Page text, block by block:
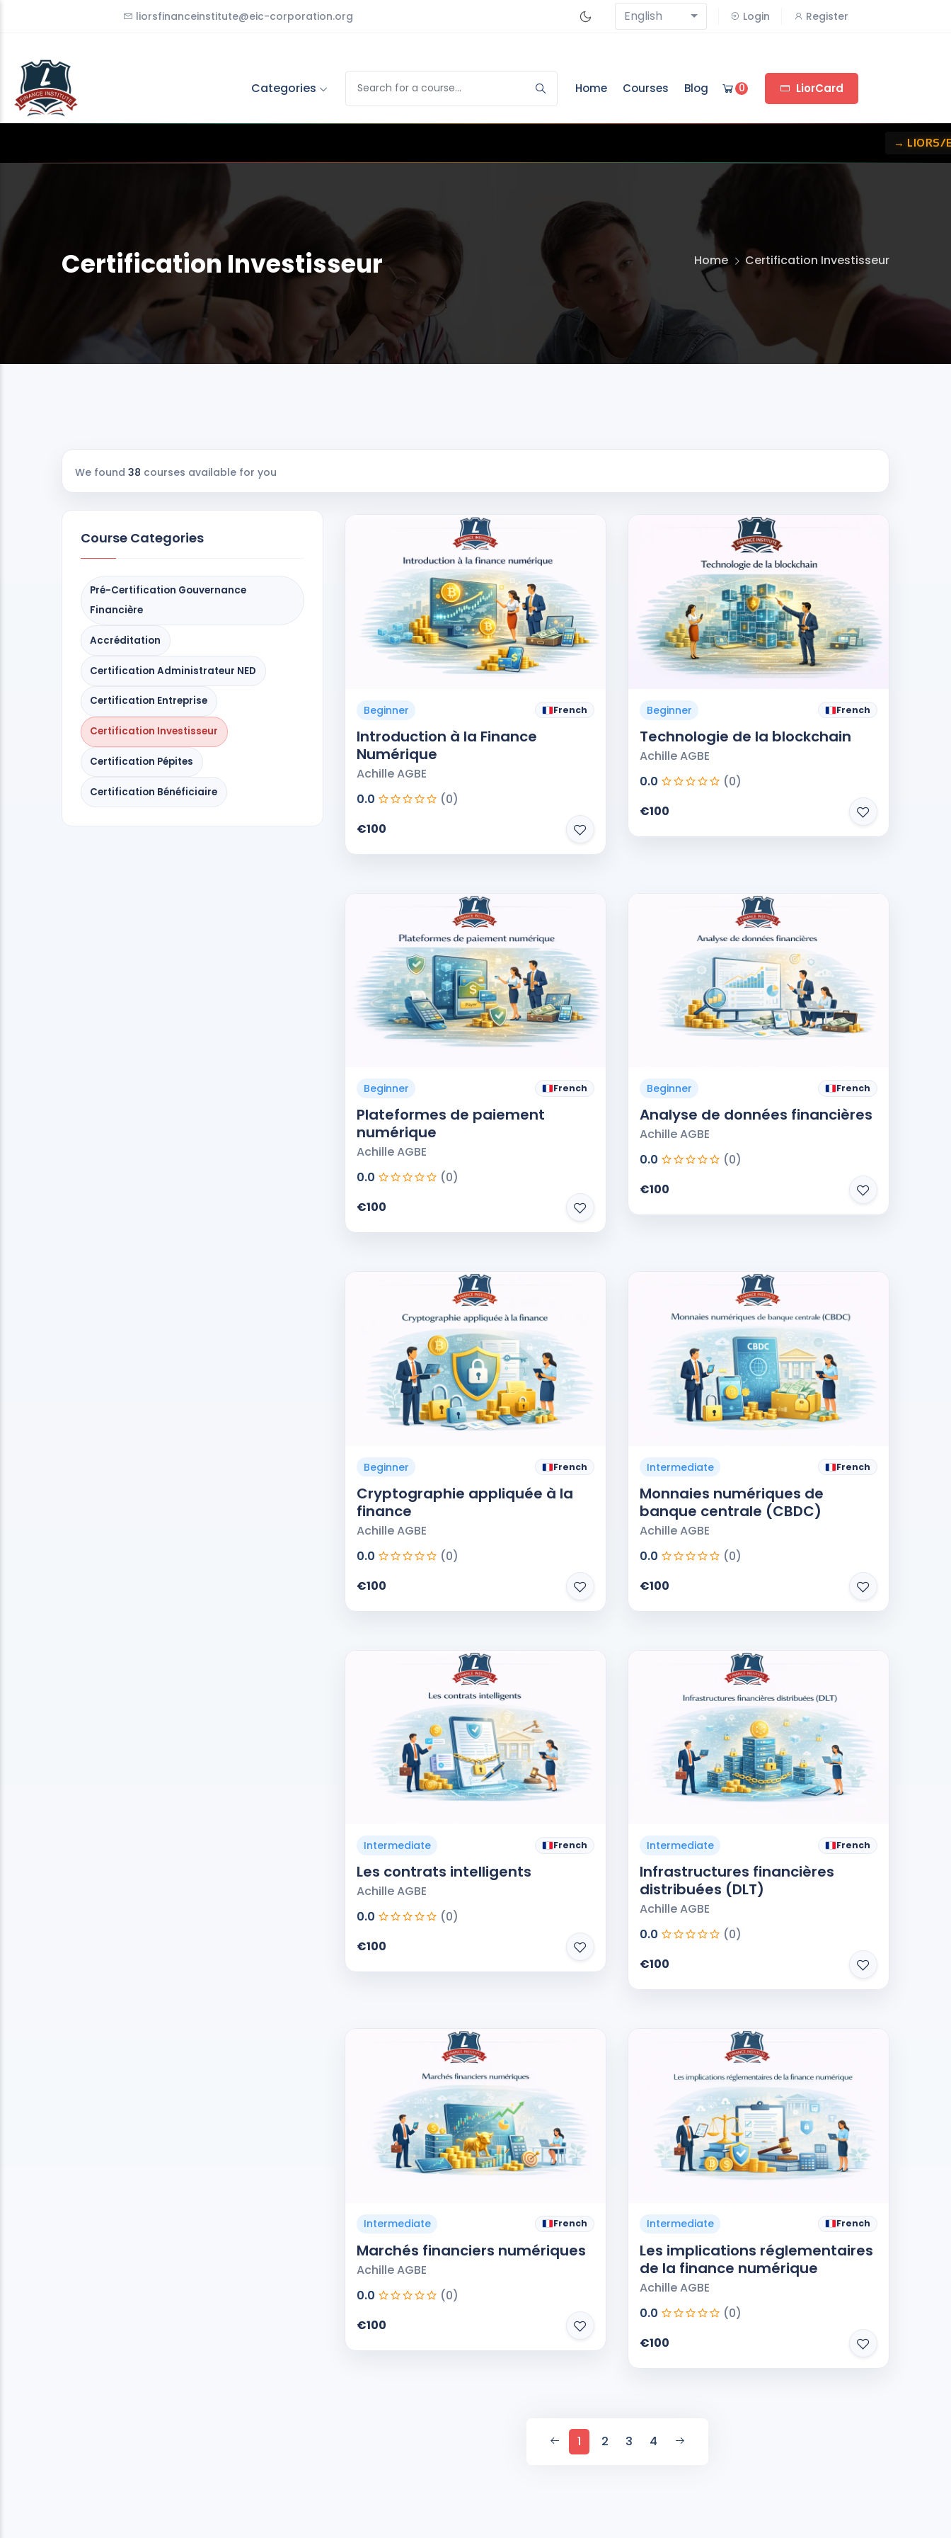
liorsfinanceinstitute@eic-corporation.org English Login Register
Categories Home Courses Blog 0 LiorCard
→ LIORS/
Certification Investisseur Home Certification Investisseur
We found 38 courses available for you
Course Categories
Pré-Certification Gouvernance
Financière
Accréditation
Certification Administrateur NED
Certification Entreprise
Certification Investisseur
Certification Pépites
Certification Bénéficiaire
Beginner French
Introduction à la Finance
Numérique
Achille AGBE
0.0
(0)
€100
Beginner French
Technologie de la blockchain
Achille AGBE
0.0
(0)
€100
Beginner French
Plateformes de paiement
numérique
Achille AGBE
0.0
(0)
€100
Beginner French
Analyse de données financières
Achille AGBE
0.0
(0)
€100
Beginner French
Cryptographie appliquée à la
finance
Achille AGBE
0.0
(0)
€100
Intermediate French
Monnaies numériques de
banque centrale (CBDC)
Achille AGBE
0.0
(0)
€100
Intermediate French
Les contrats intelligents
Achille AGBE
0.0
(0)
€100
Intermediate French
Infrastructures financières
distribuées (DLT)
Achille AGBE
0.0
(0)
€100
Intermediate French
Marchés financiers numériques
Achille AGBE
0.0
(0)
€100
Intermediate French
Les implications réglementaires
de la finance numérique
Achille AGBE
0.0
(0)
€100
Previous
1 2 3 4